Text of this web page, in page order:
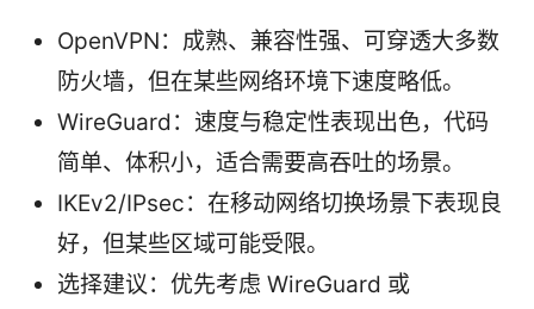
OpenVPN：成熟、兼容性强、可穿透大多数
防火墙，但在某些网络环境下速度略低。
WireGuard：速度与稳定性表现出色，代码
简单、体积小，适合需要高吞吐的场景。
IKEv2/IPsec：在移动网络切换场景下表现良
好，但某些区域可能受限。
选择建议：优先考虑 WireGuard 或